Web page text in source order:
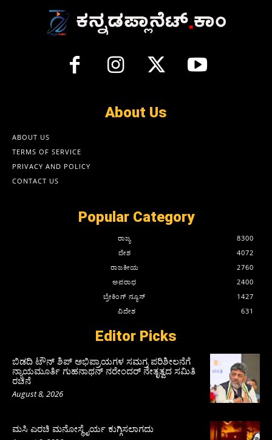
About Us
ABOUT US
TERMS OF SERVICE
PRIVACY AND POLICY
CONTACT US
Popular Category
ರಾಜ್ಯ
8300
ದೇಶ
4072
ರಾಜಕೀಯ
2760
ಅಪರಾಧ
2400
ಬ್ರೇಕಿಂಗ್ ನ್ಯೂಸ್
1427
ವಿದೇಶ
631
Editor Picks
ಬಿಡದಿ ಟೌನ್ ಶಿಪ್ ಅಭಿಪ್ರಾಯಗಳ ಸಮಗ್ರ ಪರಿಶೀಲನೆಗೆ
ನ್ಯಾಯಮೂರ್ತಿ ಗುಹನಾಥನ್ ನರೇಂದರ್ ನೇತೃತ್ವದ ಸಮಿತಿ
ರಚನೆ
August 8, 2026
ಮಸಿ ಎರಚಿ ಮನೋಸ್ಥೈರ್ಯ ಕುಗ್ಗಿಸಲಾಗದು